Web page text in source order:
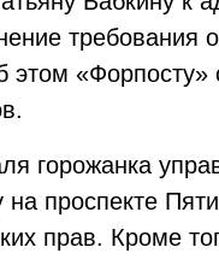
требования
этом
горожанка
проспекте
прав. Кроме